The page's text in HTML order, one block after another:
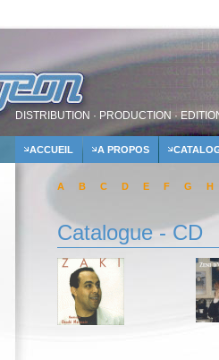
DISTRIBUTION · PRODUCTION ·
ACCUEIL A PROPOS
A B C D E F G H
Catalogue - CD